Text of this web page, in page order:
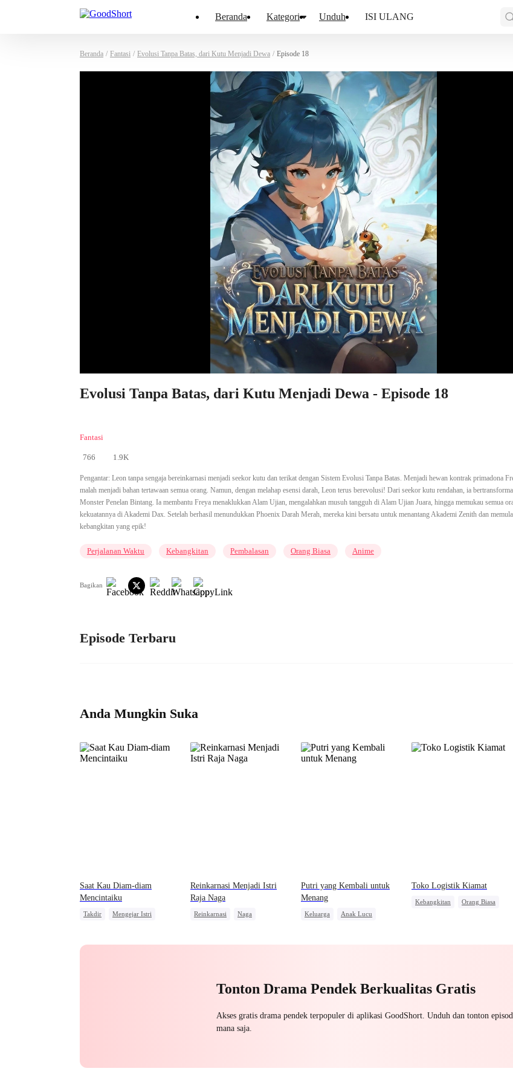
Beranda Kategori Unduh ISI ULANG
Beranda / Fantasi / Evolusi Tanpa Batas, dari Kutu Menjadi Dewa / Episode 18
Evolusi Tanpa Batas, dari Kutu Menjadi Dewa - Episode 18
Fantasi
766 1.9K
Pengantar: Leon tanpa sengaja bereinkarnasi menjadi seekor kutu dan terikat dengan Sistem Evolusi Tanpa Batas. Menjadi hewan kontrak primadona
malah menjadi bahan tertawaan semua orang. Namun, dengan melahap esensi darah, Leon terus berevolusi! Dari seekor kutu rendahan, ia
Monster Penelan Bintang. Ia membantu Freya menaklukkan Alam Ujian, mengalahkan musuh tangguh di Alam Ujian Juara, hingga memukau semua
kekuatannya di Akademi Dax. Setelah berhasil menundukkan Phoenix Darah Merah, mereka kini bersatu untuk menantang Akademi Zenith dan
kebangkitan yang epik!
Perjalanan Waktu Kebangkitan Pembalasan Orang Biasa Anime
Bagikan
Episode Terbaru
Anda Mungkin Suka
Saat Kau Diam-diam
Mencintaiku
Takdir
Mengejar Istri
Reinkarnasi Menjadi Istri
Raja Naga
Reinkarnasi
Naga
Putri yang Kembali untuk
Menang
Keluarga
Anak Lucu
Toko Logistik Kiamat
Kebangkitan
Orang Biasa
Tonton Drama Pendek Berkualitas Gratis
Akses gratis drama pendek terpopuler di aplikasi GoodShort. Unduh dan tonton
mana saja.